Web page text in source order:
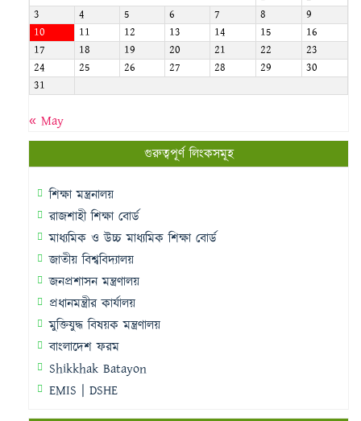
3
4 5 6 7 8
9
10
11 12 13 14 15
16
17
18 19 20 21 22
23
24
25 26 27 28 29
30
31
« May
গুরুত্বপূর্ণ লিংকসমূহ
শিক্ষা মন্ত্রনালয়
রাজশাহী শিক্ষা বোর্ড
মাধ্যমিক ও উচ্চ মাধ্যমিক শিক্ষা বোর্ড
জাতীয় বিশ্ববিদ্যালয়
জনপ্রশাসন মন্ত্রণালয়
প্রধানমন্ত্রীর কার্যালয়
মুক্তিযুদ্ধ বিষয়ক মন্ত্রণালয়
বাংলাদেশ ফরম
Shikkhak Batayon
EMIS | DSHE